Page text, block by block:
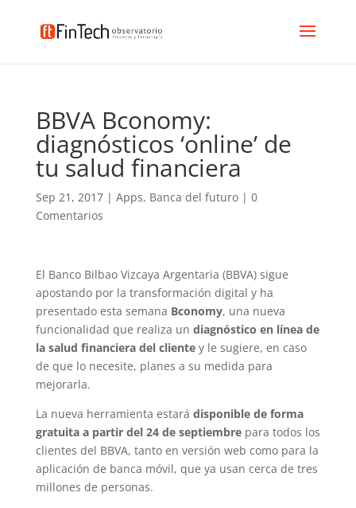
BBVA Bconomy:
diagnósticos ‘online’ de
tu salud financiera
Sep 21, 2017| Apps, Banca del futuro| 0
Comentarios
El Banco Bilbao Vizcaya Argentaria (BBVA) sigue
apostando por la transformación digital y ha
presentado esta semana Bconomy, una nueva
funcionalidad que realiza un diagnóstico en línea de
la salud financiera del clientey le sugiere, en caso
de que lo necesite, planes a su medida para
mejorarla.
La nueva herramienta estará disponible de forma
gratuita a partir del 24 de septiembrepara todos los
clientes del BBVA, tanto en versión web como para la
aplicación de banca móvil, que ya usan cerca de tres
millones de personas.